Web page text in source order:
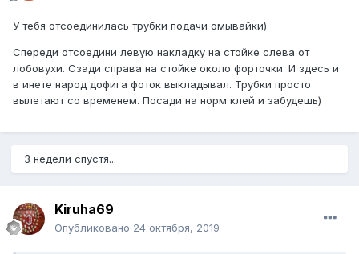
У тебя отсоединилась трубки подачи омывайки)
Спереди отсоедини левую накладку на стойке слева от
лобовухи. Сзади справа на стойке около форточки. И здесь и
в инете народ дофига фоток выкладывал. Трубки просто
вылетают со временем. Посади на норм клей и забудешь)
3 недели спустя...
Kiruha69
Опубликовано 24 октября, 2019